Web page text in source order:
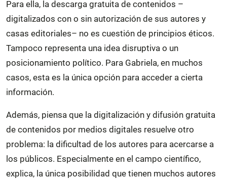
Para ella, la descarga gratuita de contenidos –
digitalizados con o sin autorización de sus autores y
casas editoriales– no es cuestión de principios éticos.
Tampoco representa una idea disruptiva o un
posicionamiento político. Para Gabriela, en muchos
casos, esta es la única opción para acceder a cierta
información.
Además, piensa que la digitalización y difusión gratuita
de contenidos por medios digitales resuelve otro
problema: la dificultad de los autores para acercarse a
los públicos. Especialmente en el campo científico,
explica, la única posibilidad que tienen muchos autores